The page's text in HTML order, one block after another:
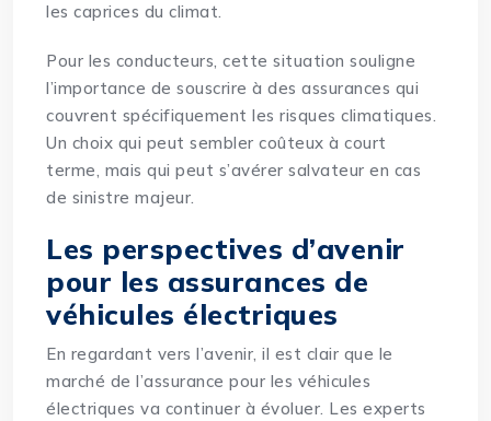
les caprices du climat.
Pour les conducteurs, cette situation souligne
l’importance de souscrire à des assurances qui
couvrent spécifiquement les risques climatiques.
Un choix qui peut sembler coûteux à court
terme, mais qui peut s’avérer salvateur en cas
de sinistre majeur.
Les perspectives d’avenir
pour les assurances de
véhicules électriques
En regardant vers l’avenir, il est clair que le
marché de l’assurance pour les véhicules
électriques va continuer à évoluer. Les experts